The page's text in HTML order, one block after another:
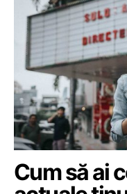
Cum să ai